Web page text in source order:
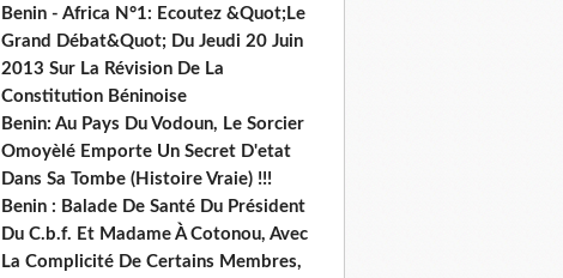
Benin - Africa N°1: Ecoutez &Quot;Le
Grand Débat&Quot; Du Jeudi 20 Juin
2013 Sur La Révision De La
Constitution Béninoise
Benin: Au Pays Du Vodoun, Le Sorcier
Omoyèlé Emporte Un Secret D'etat
Dans Sa Tombe (Histoire Vraie) !!!
Benin : Balade De Santé Du Président
Du C.b.f. Et Madame À Cotonou, Avec
La Complicité De Certains Membres,